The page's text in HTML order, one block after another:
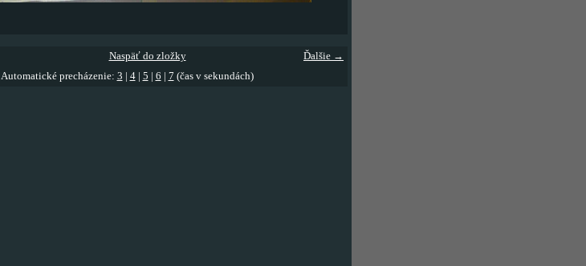
Ďalšie →
Naspäť do zložky
Automatické precházenie: 3 4| 5 6 7 (čas v sekundách)